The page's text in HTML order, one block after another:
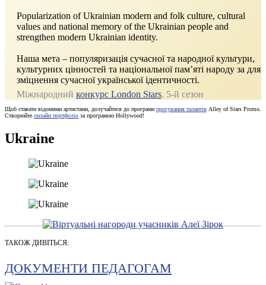
Popularization of Ukrainian modern and folk culture, cultural
values and national memory of the Ukrainian people and
strengthen modern Ukrainian identity.
Наша мета – популяризація сучасної та народної культури,
культурних цінностей та національної пам’яті народу за для
зміцнення сучасної української ідентичності.
Міжнародний конкурс London Stars. 5-й сезон
Щоб ставати відомими артистами, долучайтеся до програми просування талантів Alley of Stars Promo.
Створюйте онлайн портфоліо за програмою Hollywood!
Ukraine
ТАКОЖ ДИВІТЬСЯ:
ДОКУМЕНТИ ПЕДАГОГАМ